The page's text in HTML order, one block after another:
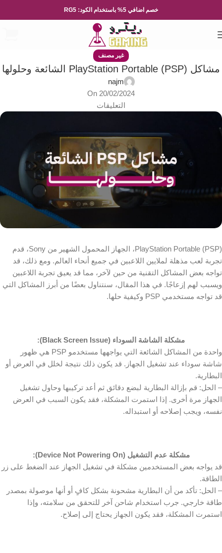
خصم اضافي 5% باستخدام الكود: RG5
غير مصنف
مشاكل PlayStation Portable (PSP) الشائعة وحلولها
najm
On 20/02/2024
التعليقات
PlayStation Portable (PSP)، الجهاز المحمول الشهير من Sony، قدم
تجربة لعب مذهلة لملايين اللاعبين في جميع أنحاء العالم. ومع ذلك، قد
تواجه بعض المشاكل التقنية من حين لآخر، مما قد يعيق تجربة اللاعبين
ويسبب لهم إزعاجًا. في هذا المقال، سنتناول بعضًا من أبرز المشاكل التي
قد تواجه مستخدمي PSP وكيفية حلها.
مشكلة الشاشة السوداء (Black Screen Issue):
واحدة من المشاكل الشائعة التي يواجهها مستخدمو PSP هي ظهور
شاشة سوداء عند تشغيل الجهاز. قد يكون ذلك نتيجة لخلل في العرض أو
البطارية.
– الحل: قم بإزالة البطارية لبضع دقائق ثم أعد تركيبها وحاول تشغيل
الجهاز مرة أخرى. إذا استمرت المشكلة، فقد يكون السبب في العرض
نفسه، ويجب إصلاحه أو استبداله.
مشكلة عدم التشغيل (Device Not Powering On):
قد يواجه بعض المستخدمين مشكلة في تشغيل الجهاز عند الضغط على زر
الطاقة.
– الحل: تأكد من أن البطارية مشحونة بشكل كافٍ أو أنها موصولة بمصدر
طاقة خارجي. جرب استخدام شاحن آخر للتحقق من سلامته، وإذا
استمرت المشكلة، فقد يكون الجهاز يحتاج إلى إصلاح.